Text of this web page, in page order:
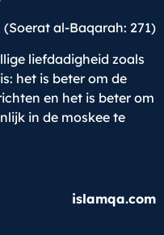
(Soerat al-Baqarah: 271)
liefdadigheid zoals
het is beter om de
en het is beter om
in de moskee te
islamqa.com